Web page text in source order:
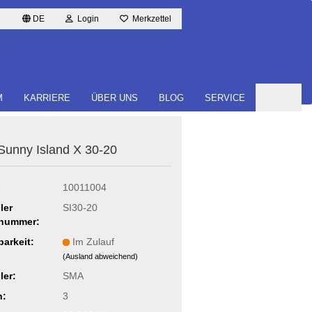
DE Login Merkzettel
KARRIERE ÜBER UNS BLOG SERVICE
Is­land X 30-20
10011004
SI30-20
Im Zulauf
(Ausland abweichend)
SMA
3